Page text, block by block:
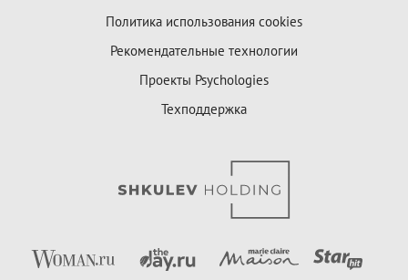
Политика использования cookies
Рекомендательные технологии
Проекты Psychologies
Техподдержка